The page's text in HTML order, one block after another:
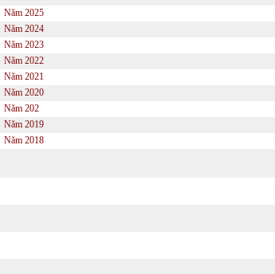
Năm 2025
Năm 2024
Năm 2023
Năm 2022
Năm 2021
Năm 2020
Năm 202
Năm 2019
Năm 2018